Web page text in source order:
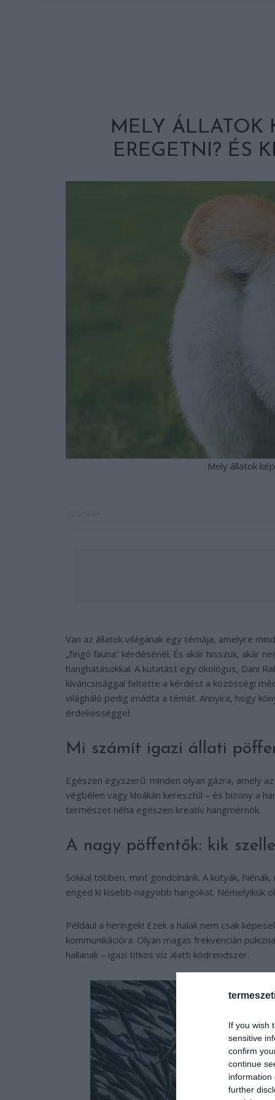
If you wish
sensitive
confirm
continue
information
further
MELY ÁLLATOK
EREGETNI? ÉS
Mely állatok
Van az állatok világának egy témája, amelyre
„fingó fauna” kérdésénél. És akár hisszük, akár
hanghatásokkal. A kutatást egy ökológus, Dani
kíváncsisággal feltette a kérdést a közösségi
világháló pedig imádta a témát. Annyira, hogy
érdekességgel.
Mi számít igazi állati
Egészen egyszerű: minden olyan gázra, amely
végbélen vagy kloákán keresztül – és bizony a
természet néha egészen kreatív hangmérnök.
A nagy pöffentők: kik
Sokkal többen, mint gondolnánk. A kutyák,
enged ki kisebb-nagyobb hangokat. Némelyikük
Például a heringek! Ezek a halak nem csak
kommunikációra. Olyan magas frekvencián
hallanak – igazi titkos víz alatti kódrendszer.